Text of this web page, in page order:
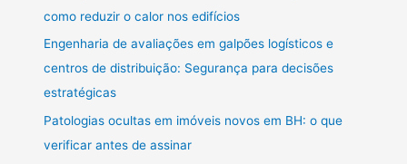
como reduzir o calor nos edifícios
Engenharia de avaliações em galpões logísticos e
centros de distribuição: Segurança para decisões
estratégicas
Patologias ocultas em imóveis novos em BH: o que
verificar antes de assinar